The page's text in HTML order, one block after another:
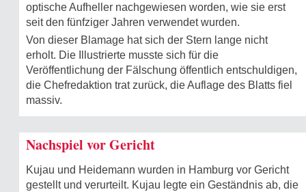
optische Aufheller nachgewiesen worden, wie sie erst
seit den fünfziger Jahren verwendet wurden.
Von dieser Blamage hat sich der Stern lange nicht
erholt. Die Illustrierte musste sich für die
Veröffentlichung der Fälschung öffentlich entschuldigen,
die Chefredaktion trat zurück, die Auflage des Blatts fiel
massiv.
Nachspiel vor Gericht
Kujau und Heidemann wurden in Hamburg vor Gericht
gestellt und verurteilt. Kujau legte ein Geständnis ab, die